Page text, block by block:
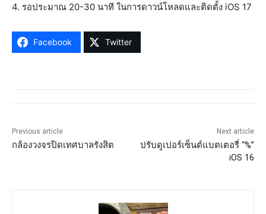
4. รอประมาณ 20-30 นาที ในการดาวน์โหลดและติดตั้ง iOS 17
Facebook Twitter
Previous article
กล้องวงจรปิดเทศบาลรังสิต
Next article
ปรับดูเปอร์เซ็นต์แบตเตอรี่ “%”
iOS 16